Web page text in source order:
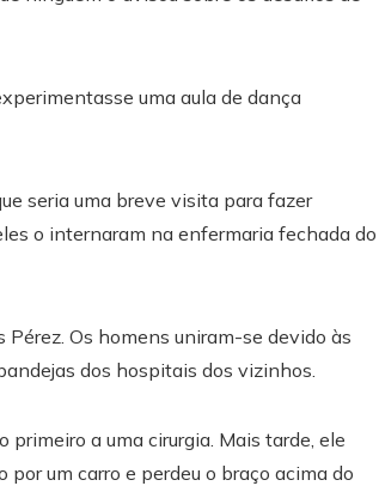
uma aula de dança
seria uma breve visita para fazer
o internaram na enfermaria fechada do
Os homens uniram-se devido às
dos hospitais dos vizinhos.
a uma cirurgia. Mais tarde, ele
um carro e perdeu o braço acima do